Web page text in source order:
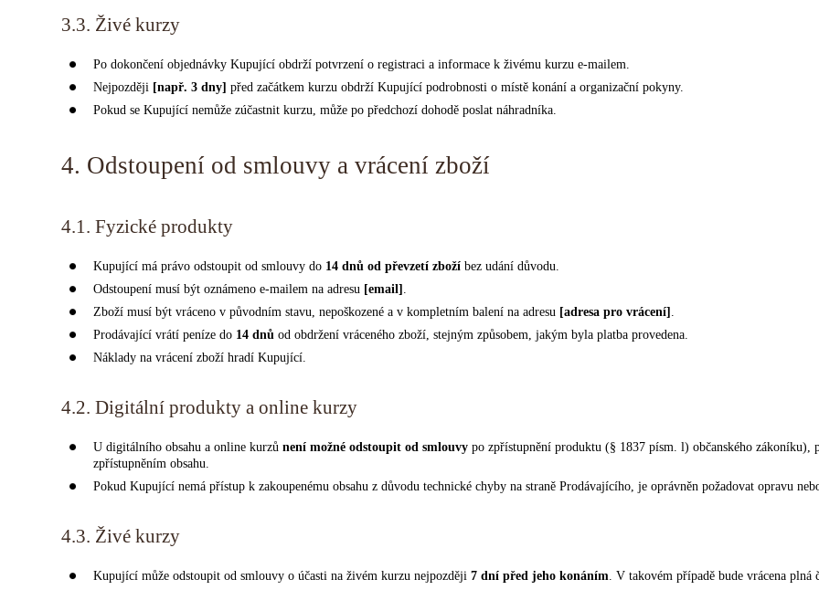
3.3. Živé kurzy
Po dokončení objednávky Kupující obdrží potvrzení o registraci a informace k živému kurzu e-mailem.
Nejpozději [např. 3 dny] před začátkem kurzu obdrží Kupující podrobnosti o místě konání a organizační pokyny.
Pokud se Kupující nemůže zúčastnit kurzu, může po předchozí dohodě poslat náhradníka.
4. Odstoupení od smlouvy a vrácení zboží
4.1. Fyzické produkty
Kupující má právo odstoupit od smlouvy do 14 dnů od převzetí zboží bez udání důvodu.
Odstoupení musí být oznámeno e-mailem na adresu [email]
Zboží musí být vráceno v původním stavu, nepoškozené a v kompletním balení na adresu [adresa pro vrácení]
Prodávající vrátí peníze do 14 dnů od obdržení vráceného zboží, stejným způsobem, jakým byla platba provedena.
Náklady na vrácení zboží hradí Kupující.
4.2. Digitální produkty a online kurzy
U digitálního obsahu a online kurzůnení možné odstoupit od smlouvy po zpřístupnění produktu (§ 1837 písm. l) občanského
zpřístupněním obsahu.
Pokud Kupující nemá přístup k zakoupenému obsahu z důvodu technické chyby na straně Prodávajícího, je oprávněn požadovat opravu
4.3. Živé kurzy
Kupující může odstoupit od smlouvy o účasti na živém kurzu nejpozději7 dní před jeho konáním . V takovém případě bude vrácena plná